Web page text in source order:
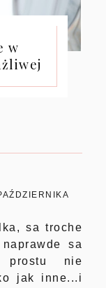
w
sa troche
sa
prostu nie
jak inne...i